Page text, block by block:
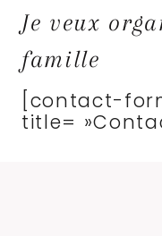
Je veux
famille
[contact-
title=